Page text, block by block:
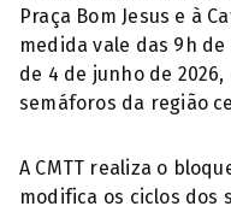
Praça Bom Jesus e à
medida vale das 9h de
de 4 de junho de
semáforos da região
A CMTT realiza o
modifica os ciclos dos